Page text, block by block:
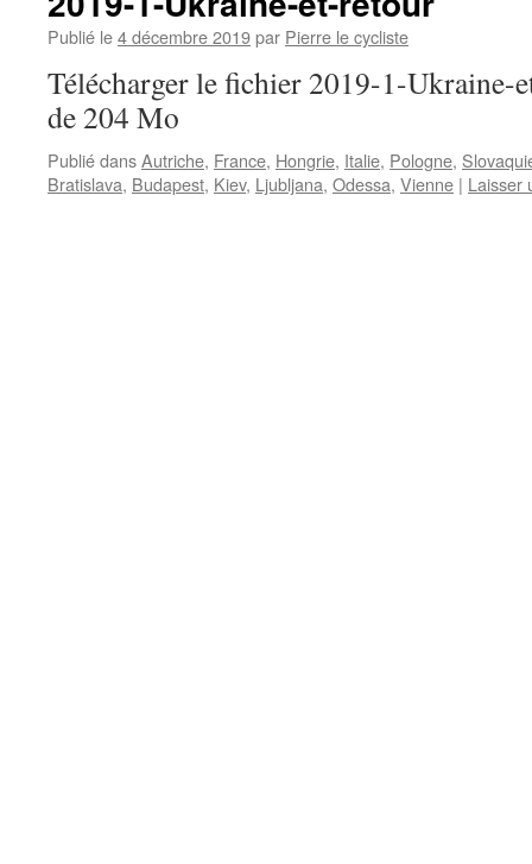
Publié le4 décembre 2019par Pierre le cycliste
Télécharger le fichier 2019-1-Ukraine-
de 204 Mo
Publié dansAutriche, France, Hongrie, Italie, Pologne,
Bratislava, Budapest, Kiev, Ljubljana, Odessa, Vienne | Laisser